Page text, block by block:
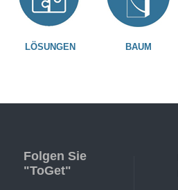
LÖSUNGEN BAUM
Folgen Sie
"ToGet"